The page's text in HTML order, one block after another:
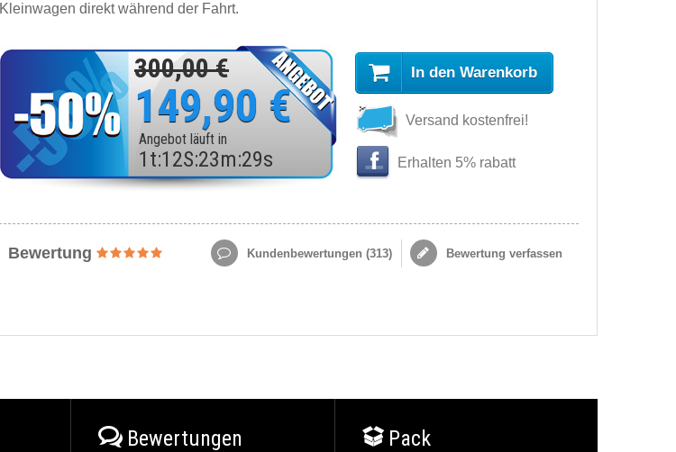
Kleinwagen direkt während der Fahrt.
300,00 €
149,90 €
Angebot läuft in
1 t:12S:23m:27s
In den Warenkorb
Versand kostenfrei!
Erhalten 5% rabatt
Bewertung Kundenbewertungen (313) Bewertung verfassen
Bewertungen Pack